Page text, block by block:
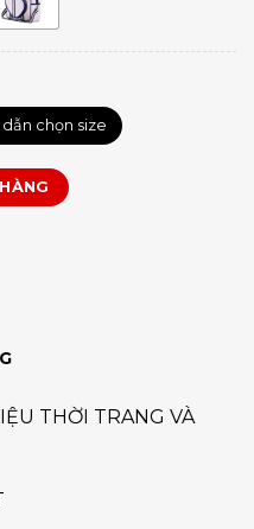
chọn size
lượng
THỜI TRANG VÀ